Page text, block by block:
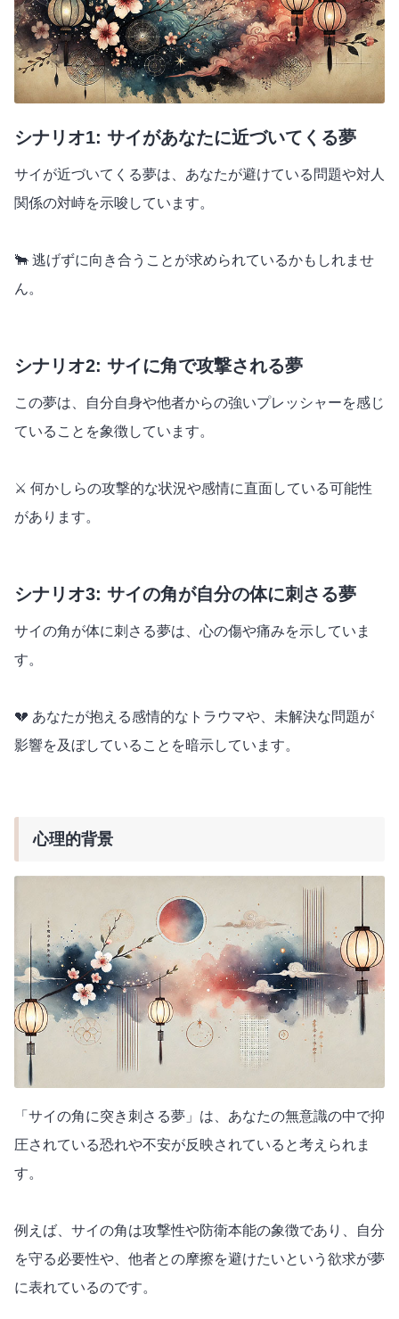
シナリオ1: サイがあなたに近づいてくる夢
サイが近づいてくる夢は、あなたが避けている問題や対人
関係の対峙を示唆しています。
🐂 逃げずに向き合うことが求められているかもしれませ
ん。
シナリオ2: サイに角で攻撃される夢
この夢は、自分自身や他者からの強いプレッシャーを感じ
ていることを象徴しています。
⚔️ 何かしらの攻撃的な状況や感情に直面している可能性
があります。
シナリオ3: サイの角が自分の体に刺さる夢
サイの角が体に刺さる夢は、心の傷や痛みを示していま
す。
💔 あなたが抱える感情的なトラウマや、未解決な問題が
影響を及ぼしていることを暗示しています。
心理的背景
「サイの角に突き刺さる夢」は、あなたの無意識の中で抑
圧されている恐れや不安が反映されていると考えられま
す。
例えば、サイの角は攻撃性や防衛本能の象徴であり、自分
を守る必要性や、他者との摩擦を避けたいという欲求が夢
に表れているのです。